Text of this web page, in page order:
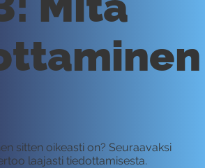
sitten oikeasti on? Seuraavaksi
laajasti tiedottamisesta.